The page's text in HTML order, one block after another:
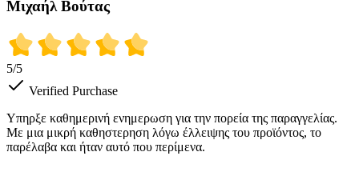
Μιχαήλ Βούτας
5/5
Verified Purchase
Υπηρξε καθημερινή ενημερωση για την πορεία της παραγγελίας.
Με μια μικρή καθηστερηση λόγω έλλειψης του προϊόντος, το
παρέλαβα και ήταν αυτό που περίμενα.